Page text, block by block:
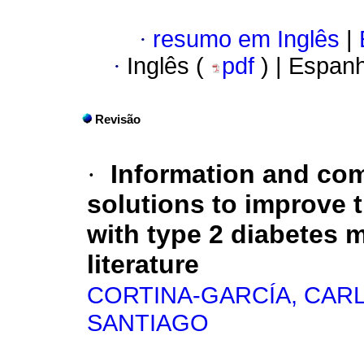
· resumo em Inglês
· Inglês ( pdf ) |
Revisão
·
Information and
solutions to improve
with type 2 diabetes
literature
CORTINA-GARCÍA,
SANTIAGO